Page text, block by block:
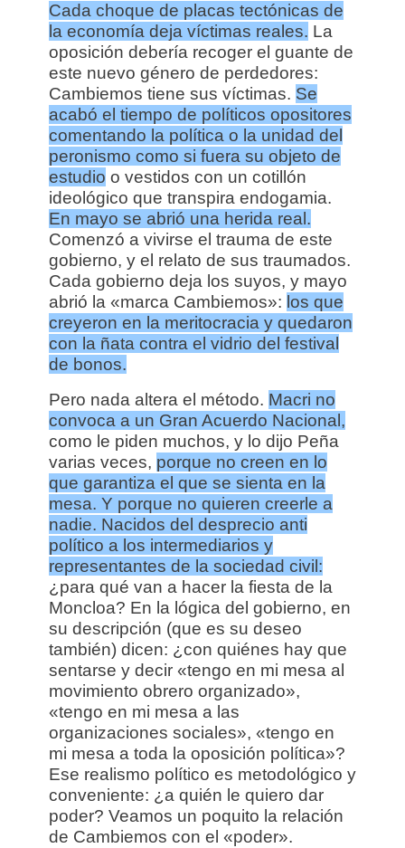
Cada choque de placas tectónicas de
la economía deja víctimas reales. La
oposición debería recoger el guante de
este nuevo género de perdedores:
Cambiemos tiene sus víctimas. Se
acabó el tiempo de políticos opositores
comentando la política o la unidad del
peronismo como si fuera su objeto de
estudio o vestidos con un cotillón
ideológico que transpira endogamia.
En mayo se abrió una herida real.
Comenzó a vivirse el trauma de este
gobierno, y el relato de sus traumados.
Cada gobierno deja los suyos, y mayo
abrió la «marca Cambiemos»: los que
creyeron en la meritocracia y quedaron
con la ñata contra el vidrio del festival
de bonos.
Pero nada altera el método. Macri no
convoca a un Gran Acuerdo Nacional,
como le piden muchos, y lo dijo Peña
varias veces, porque no creen en lo
que garantiza el que se sienta en la
mesa. Y porque no quieren creerle a
nadie. Nacidos del desprecio anti
político a los intermediarios y
representantes de la sociedad civil:
¿para qué van a hacer la fiesta de la
Moncloa? En la lógica del gobierno, en
su descripción (que es su deseo
también) dicen: ¿con quiénes hay que
sentarse y decir «tengo en mi mesa al
movimiento obrero organizado»,
«tengo en mi mesa a las
organizaciones sociales», «tengo en
mi mesa a toda la oposición política»?
Ese realismo político es metodológico y
conveniente: ¿a quién le quiero dar
poder? Veamos un poquito la relación
de Cambiemos con el «poder».